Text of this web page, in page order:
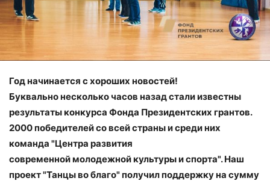
Год начинается с хороших новостей!
Буквально несколько часов назад стали известны
результаты конкурса Фонда Президентских грантов.
2000 победителей со всей страны и среди них
команда "Центра развития
современной молодежной культуры и спорта". Наш
проект "Танцы во благо" получил поддержку на сумму